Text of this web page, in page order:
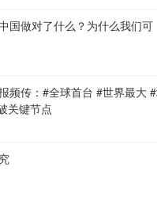
国做对了什么？为什么我们可
频传：#全球首台 #世界最大
关键节点